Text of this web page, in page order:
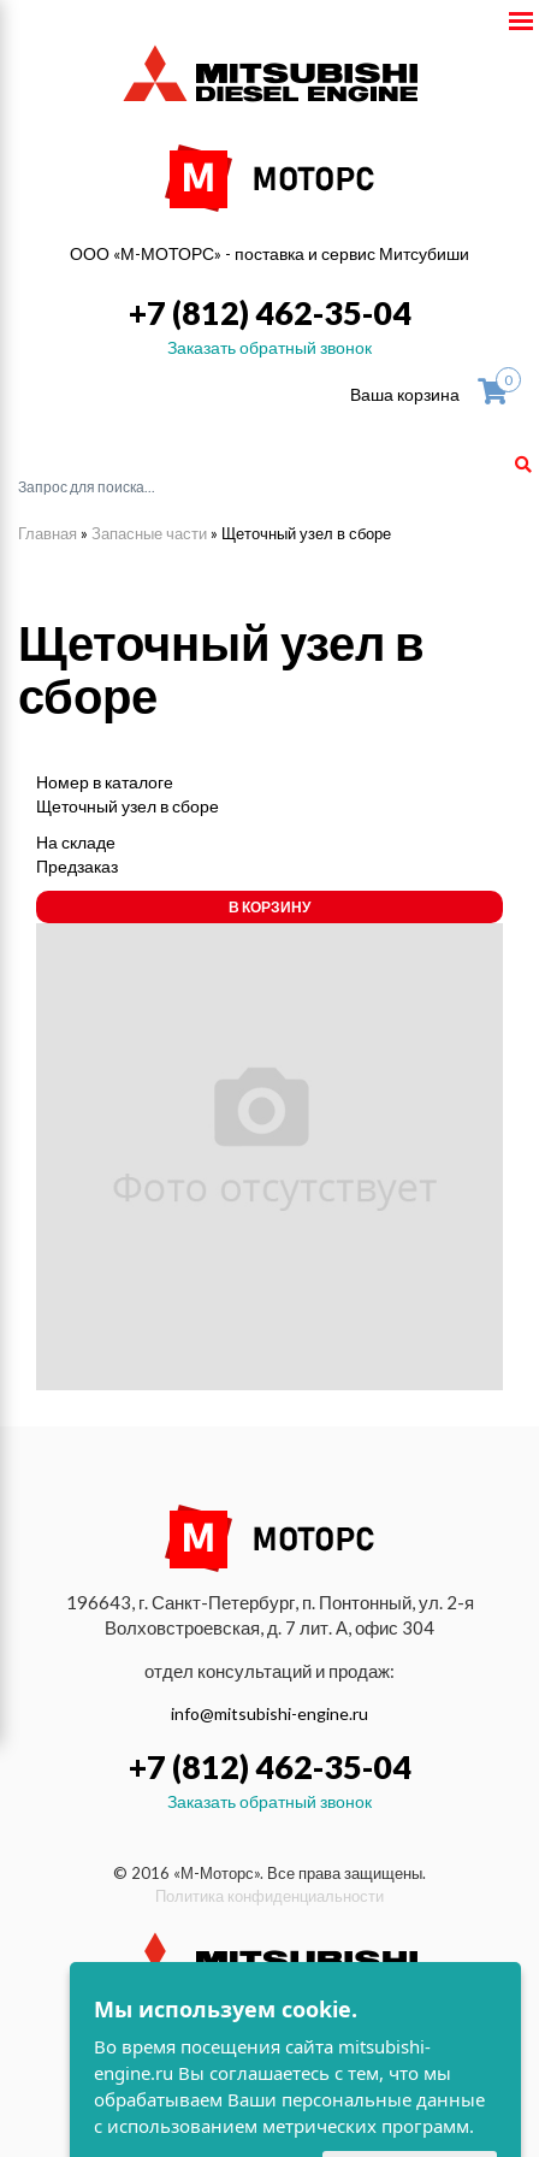
ООО «М-МОТОРС» - поставка и сервис Митсубиши
+7 (812) 462-35-04
Заказать обратный звонок
Ваша корзина
0
Главная » Запасные части » Щеточный узел в сборе
Щеточный узел в
сборе
Номер в каталоге
Щеточный узел в сборе
На складе
Предзаказ
В КОРЗИНУ
196643, г. Санкт-Петербург, п. Понтонный, ул. 2-я
Волховстроевская, д. 7 лит. А, офис 304
отдел консультаций и продаж:
info@mitsubishi-engine.ru
+7 (812) 462-35-04
Заказать обратный звонок
© 2016 «М-Моторс». Все права защищены.
Политика конфиденциальности
индустриальные и морские
дизельные двигатели Mitsubishi
разработка сайта
Мы используем cookie.
Во время посещения сайта mitsubishi-
engine.ru Вы соглашаетесь с тем, что мы
обрабатываем Ваши персональные данные
с использованием метрических программ.